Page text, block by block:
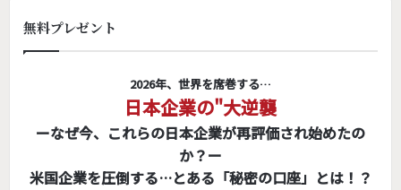
無料プレゼント
2026年、世界を席巻する…
日本企業の"大逆襲
ーなぜ今、これらの日本企業が再評価され始めたの
か？ー
米国企業を圧倒する…とある「秘密の口座」とは！？